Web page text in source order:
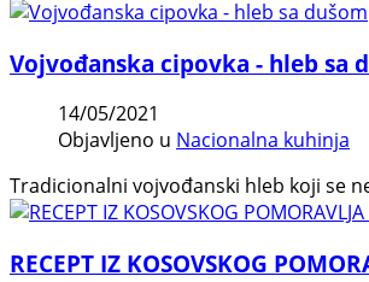
Vojvođanska cipovka - hleb sa
14/05/2021
Objavljeno u Nacionalna kuhinja
Tradicionalni vojvođanski hleb koji se
RECEPT IZ KOSOVSKOG